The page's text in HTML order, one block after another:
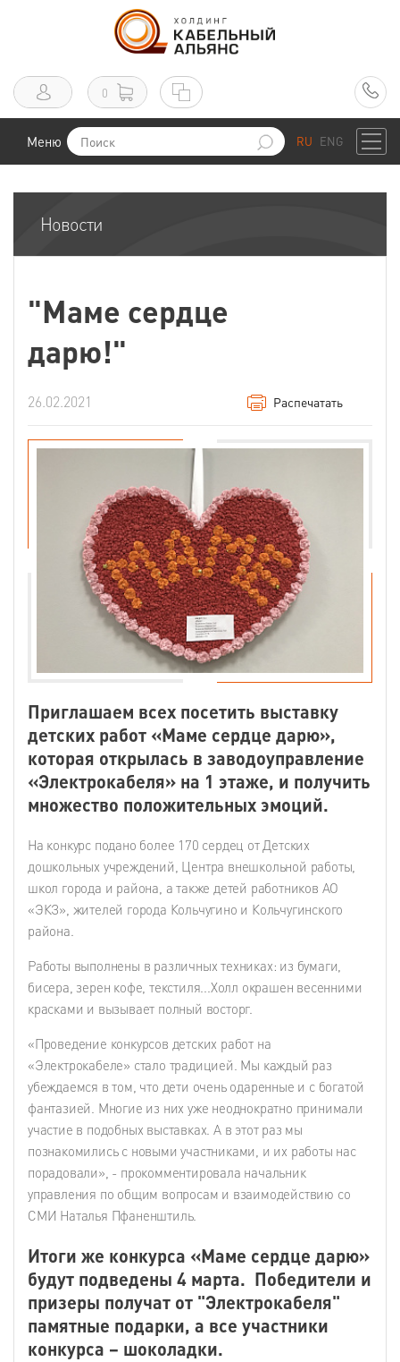
0
Меню RU ENG
Новости
"Маме сердце
дарю!"
26.02.2021 Распечатать
Приглашаем всех посетить выставку
детских работ «Маме сердце дарю»,
которая открылась в заводоуправление
«Электрокабеля» на 1 этаже, и получить
множество положительных эмоций.
На конкурс подано более 170 сердец от Детских
дошкольных учреждений, Центра внешкольной работы,
школ города и района, а также детей работников АО
«ЭКЗ», жителей города Кольчугино и Кольчугинского
района.
Работы выполнены в различных техниках: из бумаги,
бисера, зерен кофе, текстиля...Холл окрашен весенними
красками и вызывает полный восторг.
«Проведение конкурсов детских работ на
«Электрокабеле» стало традицией. Мы каждый раз
убеждаемся в том, что дети очень одаренные и с богатой
фантазией. Многие из них уже неоднократно принимали
участие в подобных выставках. А в этот раз мы
познакомились с новыми участниками, и их работы нас
порадовали», - прокомментировала начальник
управления по общим вопросам и взаимодействию со
СМИ Наталья Пфаненштиль.
Итоги же конкурса «Маме сердце дарю»
будут подведены 4 марта. Победители и
призеры получат от "Электрокабеля"
памятные подарки, а все участники
конкурса – шоколадки.